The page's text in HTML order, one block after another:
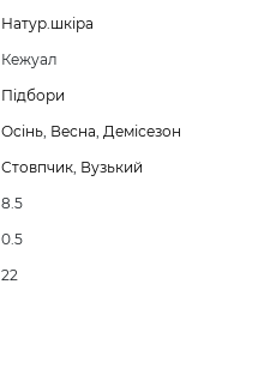
Натур.шкіра
Кежуал
Підбори
Осінь, Весна, Демісезон
Стовпчик, Вузький
8.5
0.5
22